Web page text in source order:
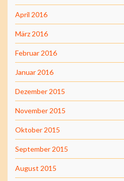
April 2016
März 2016
Februar 2016
Januar 2016
Dezember 2015
November 2015
Oktober 2015
September 2015
August 2015